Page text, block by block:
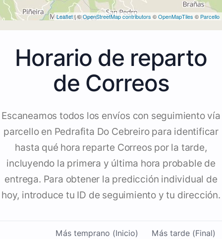
Leaflet| ©OpenStreetMap contributors ©OpenMapTiles © Parcello
Horario de reparto
de Correos
Escaneamos todos los envíos con seguimiento vía
parcello en Pedrafita Do Cebreiro para identificar
hasta qué hora reparte Correos por la tarde,
incluyendo la primera y última hora probable de
entrega. Para obtener la predicción individual de
hoy, introduce tu ID de seguimiento y tu dirección.
Más temprano (Inicio) Más tarde (Final)